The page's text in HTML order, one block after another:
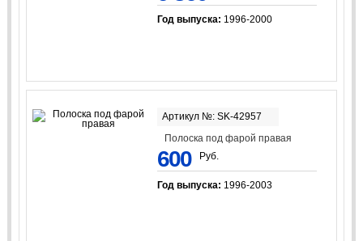
Год выпуска: 1996-2000
Артикул №: SK-42957
Полоска под фарой правая
600 Руб.
Год выпуска: 1996-2003